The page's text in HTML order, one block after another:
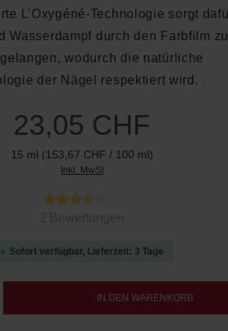
L’Oxygéné-Technologie sorgt
Wasserdampf durch den Farbfilm
wodurch die natürliche
der Nägel respektiert wird.
23,05 CHF
15 ml (153,67 CHF / 100 ml)
Inkl. MwSt
3.5 von 5 Sternen
2 Bewertungen
Sofort verfügbar, Lieferzeit: 3 Tage
den gewünschten Wert
IN DEN WARENKORB